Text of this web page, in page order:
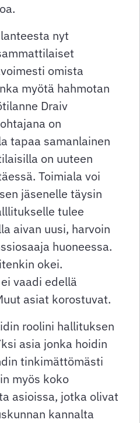
nyt
omista
myötä hahmotan
Draiv
on
tapaa samanlainen
on uuteen
Toimiala voi
jäsenelle täysin
tulee
aivan uusi, harvoin
huoneessa.
okei.
vaadi edellä
asiat korostuvat.
roolini hallituksen
asia jonka hoidin
tinkimättömästi
myös koko
asioissa, jotka olivat
kannalta